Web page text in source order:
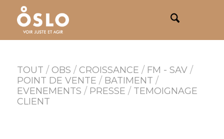
TOUT / OBS / CROISSANCE / FM - SAV/
POINT DE VENTE / BATIMENT /
EVENEMENTS / PRESSE / TEMOIGNAGE
CLIENT